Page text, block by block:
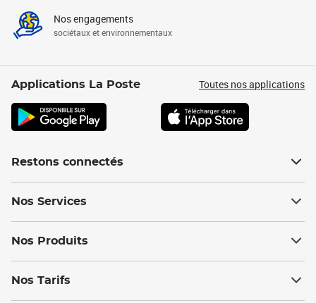
Nos engagements
sociétaux et environnementaux
Applications La Poste Toutes nos applications
Restons connectés
Nos Services
Nos Produits
Nos Tarifs